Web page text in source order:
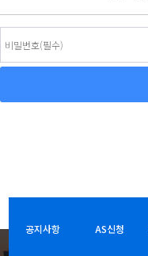
공지사항 AS신청